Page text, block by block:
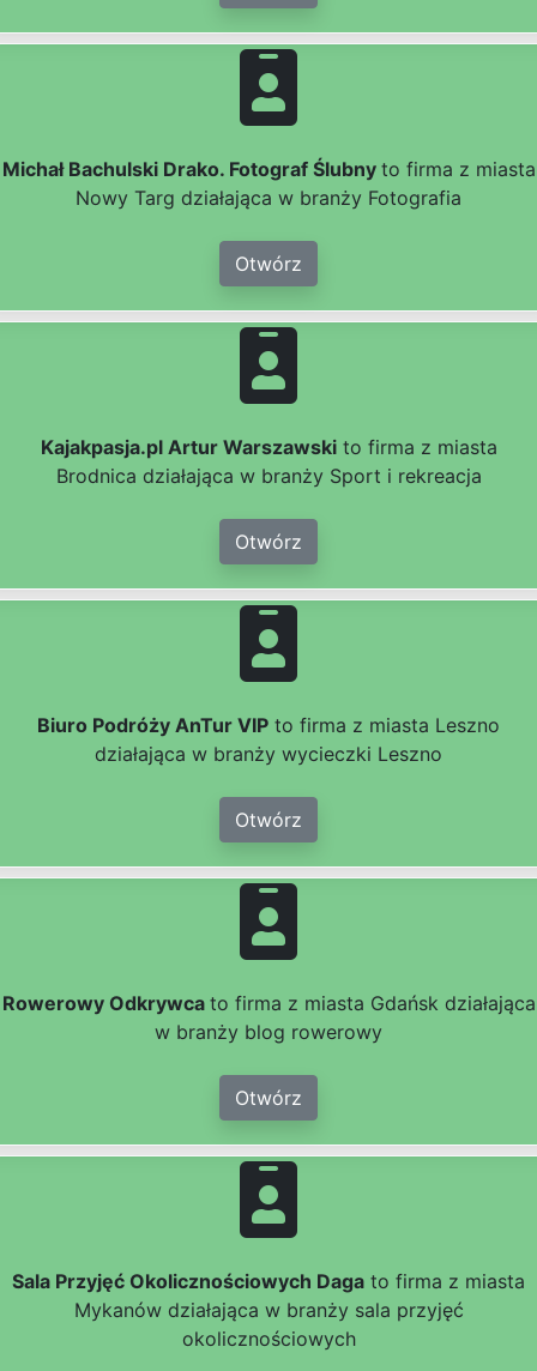
Michał Bachulski Drako. Fotograf Ślubny to firma z miasta
Nowy Targ działająca w branży Fotografia
Otwórz
Kajakpasja.pl Artur Warszawskito firma z miasta
Brodnica działająca w branży Sport i rekreacja
Otwórz
Biuro Podróży AnTur VIP to firma z miasta Leszno
działająca w branży wycieczki Leszno
Otwórz
Rowerowy Odkrywca to firma z miasta Gdańsk działająca
w branży blog rowerowy
Otwórz
Sala Przyjęć Okolicznościowych Daga to firma z miasta
Mykanów działająca w branży sala przyjęć
okolicznościowych